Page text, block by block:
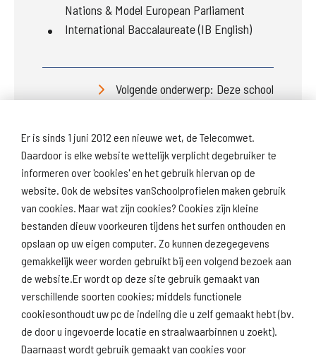
Er is sinds 1 juni 2012 een nieuwe wet, de Telecomwet.
Daardoor is elke website wettelijk verplicht degebruiker te
informeren over 'cookies' en het gebruik hiervan op de
website. Ook de websites vanSchoolprofielen maken gebruik
van cookies. Maar wat zijn cookies? Cookies zijn kleine
bestanden dieuw voorkeuren tijdens het surfen onthouden en
opslaan op uw eigen computer. Zo kunnen dezegegevens
gemakkelijk weer worden gebruikt bij een volgend bezoek aan
de website.Er wordt op deze site gebruik gemaakt van
verschillende soorten cookies; middels functionele
cookiesonthoudt uw pc de indeling die u zelf gemaakt hebt (bv.
de door u ingevoerde locatie en straalwaarbinnen u zoekt).
Daarnaast wordt gebruik gemaakt van cookies voor
Nations & Model European Parliament
International Baccalaureate (IB English)
Volgende onderwerp: Deze school
Download
schoolprofiel
Naar
schoolresultaten
Naar scholenopdekaart.nl